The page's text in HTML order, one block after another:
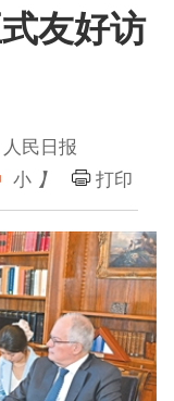
友好访
民日报
小 】 打印